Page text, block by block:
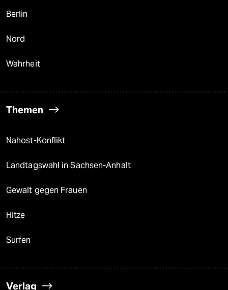
Berlin
Nord
Wahrheit
Themen
Nahost-Konflikt
Landtagswahl in Sachsen-Anhalt
Gewalt gegen Frauen
Hitze
Surfen
Verlag